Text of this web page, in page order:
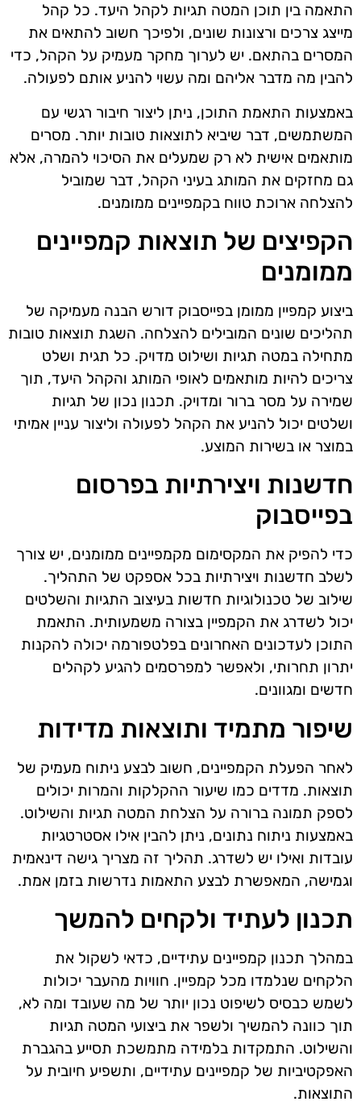
התאמה בין תוכן המטה תגיות לקהל היעד. כל קהל
מייצג צרכים ורצונות שונים, ולפיכך חשוב להתאים את
המסרים בהתאם. יש לערוך מחקר מעמיק על הקהל, כדי
להבין מה מדבר אליהם ומה עשוי להניע אותם לפעולה.
באמצעות התאמת התוכן, ניתן ליצור חיבור רגשי עם
המשתמשים, דבר שיביא לתוצאות טובות יותר. מסרים
מותאמים אישית לא רק שמעלים את הסיכוי להמרה, אלא
גם מחזקים את המותג בעיני הקהל, דבר שמוביל
להצלחה ארוכת טווח בקמפיינים ממומנים.
הקפיצים של תוצאות קמפיינים
ממומנים
ביצוע קמפיין ממומן בפייסבוק דורש הבנה מעמיקה של
תהליכים שונים המובילים להצלחה. השגת תוצאות טובות
מתחילה במטה תגיות ושילוט מדויק. כל תגית ושלט
צריכים להיות מותאמים לאופי המותג והקהל היעד, תוך
שמירה על מסר ברור ומדויק. תכנון נכון של תגיות
ושלטים יכול להניע את הקהל לפעולה וליצור עניין אמיתי
במוצר או בשירות המוצע.
חדשנות ויצירתיות בפרסום
בפייסבוק
כדי להפיק את המקסימום מקמפיינים ממומנים, יש צורך
לשלב חדשנות ויצירתיות בכל אספקט של התהליך.
שילוב של טכנולוגיות חדשות בעיצוב התגיות והשלטים
יכול לשדרג את הקמפיין בצורה משמעותית. התאמת
התוכן לעדכונים האחרונים בפלטפורמה יכולה להקנות
יתרון תחרותי, ולאפשר למפרסמים להגיע לקהלים
חדשים ומגוונים.
שיפור מתמיד ותוצאות מדידות
לאחר הפעלת הקמפיינים, חשוב לבצע ניתוח מעמיק של
תוצאות. מדדים כמו שיעור ההקלקות והמרות יכולים
לספק תמונה ברורה על הצלחת המטה תגיות והשילוט.
באמצעות ניתוח נתונים, ניתן להבין אילו אסטרטגיות
עובדות ואילו יש לשדרג. תהליך זה מצריך גישה דינאמית
וגמישה, המאפשרת לבצע התאמות נדרשות בזמן אמת.
תכנון לעתיד ולקחים להמשך
במהלך תכנון קמפיינים עתידיים, כדאי לשקול את
הלקחים שנלמדו מכל קמפיין. חוויות מהעבר יכולות
לשמש כבסיס לשיפוט נכון יותר של מה שעובד ומה לא,
תוך כוונה להמשיך ולשפר את ביצועי המטה תגיות
והשילוט. התמקדות בלמידה מתמשכת תסייע בהגברת
האפקטיביות של קמפיינים עתידיים, ותשפיע חיובית על
התוצאות.